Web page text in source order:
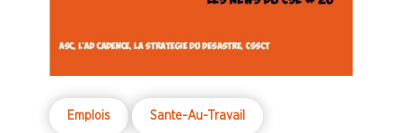
Emplois Sante-Au-Travail